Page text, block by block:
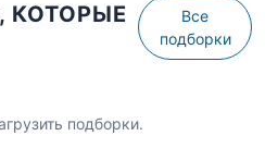
КОТОРЫЕ
Все
подборки
подборки.